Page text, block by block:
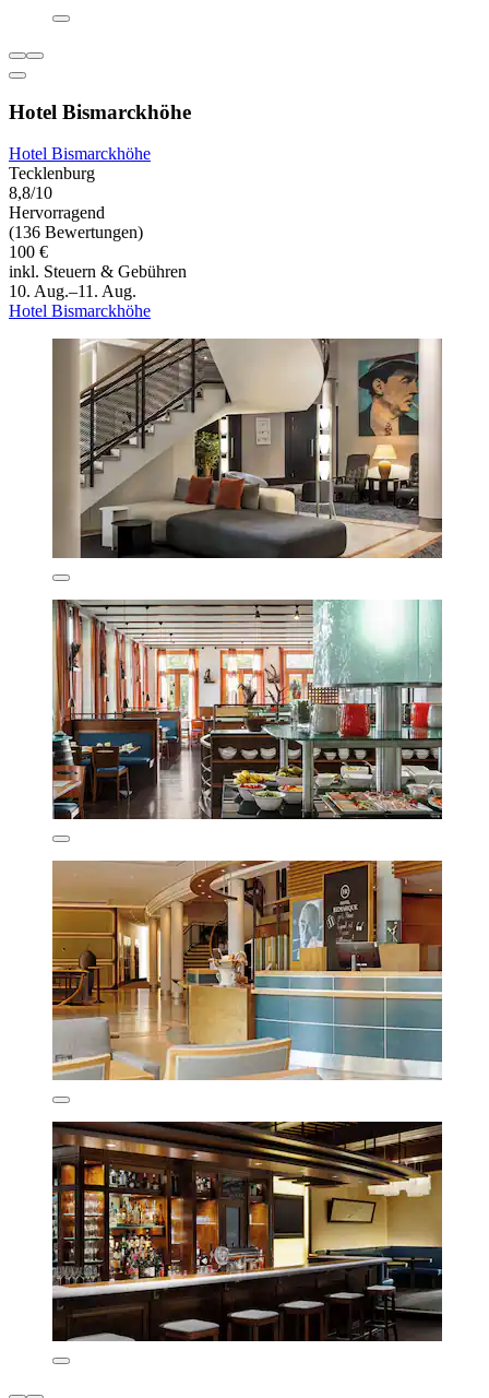
Hotel Bismarckhöhe
Hotel Bismarckhöhe
Tecklenburg
8,8/10
Hervorragend
(136 Bewertungen)
100 €
inkl. Steuern & Gebühren
10. Aug.–11. Aug.
Hotel Bismarckhöhe